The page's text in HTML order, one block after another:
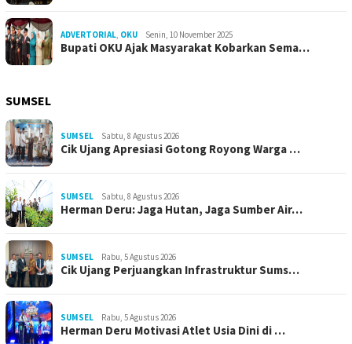
ADVERTORIAL, OKU Senin, 10 November 2025
Bupati OKU Ajak Masyarakat Kobarkan Sema…
SUMSEL
SUMSEL Sabtu, 8 Agustus 2026
Cik Ujang Apresiasi Gotong Royong Warga …
SUMSEL Sabtu, 8 Agustus 2026
Herman Deru: Jaga Hutan, Jaga Sumber Air…
SUMSEL Rabu, 5 Agustus 2026
Cik Ujang Perjuangkan Infrastruktur Sums…
SUMSEL Rabu, 5 Agustus 2026
Herman Deru Motivasi Atlet Usia Dini di …